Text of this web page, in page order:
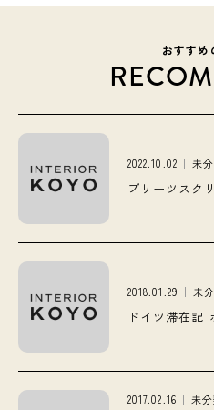
おすすめ
2022.10.02 未
プリーツスク
2018.01.29 未
ドイツ滞在記
2017.02.16 未